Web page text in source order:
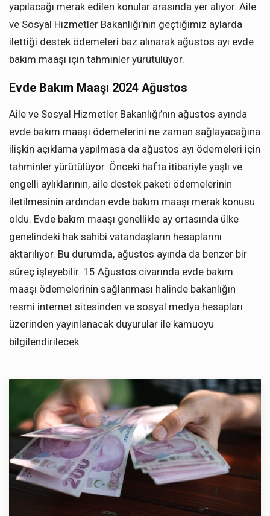
yapılacağı merak edilen konular arasında yer alıyor. Aile
ve Sosyal Hizmetler Bakanlığı’nın geçtiğimiz aylarda
ilettiği destek ödemeleri baz alınarak ağustos ayı evde
bakım maaşı için tahminler yürütülüyor.
Evde Bakım Maaşı 2024 Ağustos
Aile ve Sosyal Hizmetler Bakanlığı’nın ağustos ayında
evde bakım maaşı ödemelerini ne zaman sağlayacağına
ilişkin açıklama yapılmasa da ağustos ayı ödemeleri için
tahminler yürütülüyor. Önceki hafta itibariyle yaşlı ve
engelli aylıklarının, aile destek paketi ödemelerinin
iletilmesinin ardından evde bakım maaşı merak konusu
oldu. Evde bakım maaşı genellikle ay ortasında ülke
genelindeki hak sahibi vatandaşların hesaplarını
aktarılıyor. Bu durumda, ağustos ayında da benzer bir
süreç işleyebilir. 15 Ağustos civarında evde bakım
maaşı ödemelerinin sağlanması halinde bakanlığın
resmi internet sitesinden ve sosyal medya hesapları
üzerinden yayınlanacak duyurular ile kamuoyu
bilgilendirilecek.